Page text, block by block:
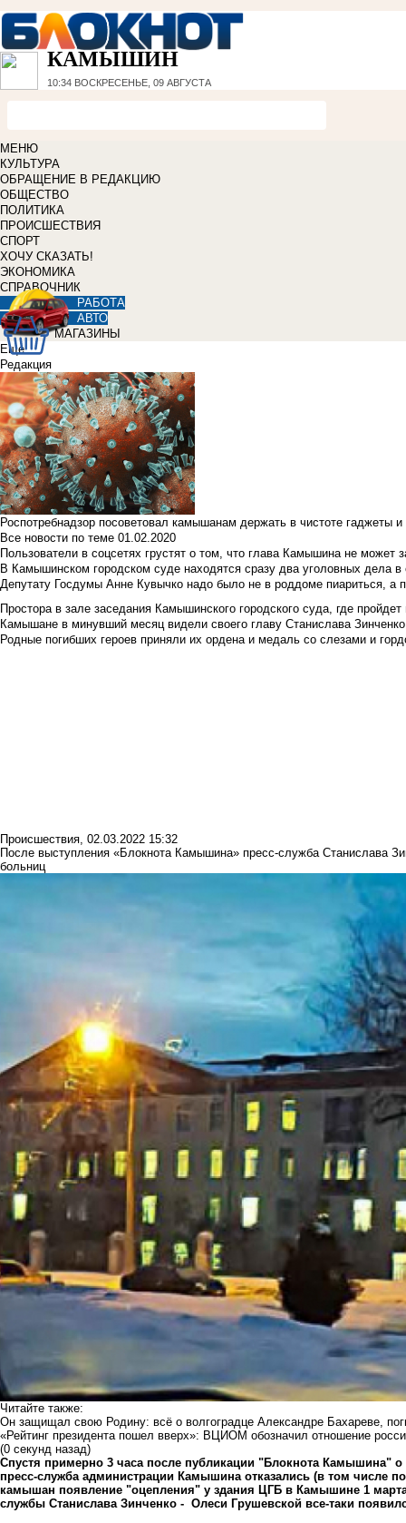
КАМЫШИН
10:34 ВОСКРЕСЕНЬЕ, 09 АВГУСТА
МЕНЮ
КУЛЬТУРА
ОБРАЩЕНИЕ В РЕДАКЦИЮ
ОБЩЕСТВО
ПОЛИТИКА
ПРОИСШЕСТВИЯ
СПОРТ
ХОЧУ СКАЗАТЬ!
ЭКОНОМИКА
СПРАВОЧНИК
РАБОТА
АВТО
МАГАЗИНЫ
Еще
Редакция
Роспотребнадзор посоветовал камышанам держать в чистоте гаджеты
Все новости по теме 01.02.2020
Пользователи в соцсетях грустят о том, что глава Камышина не может
В Камышинском городском суде находятся сразу два уголовных дела
Депутату Госдумы Анне Кувычко надо было не в роддоме пиариться, а
Простора в зале заседания Камышинского городского суда, где
Камышане в минувший месяц видели своего главу Станислава Зинченко
Родные погибших героев приняли их ордена и медаль со слезами и
Происшествия, 02.03.2022 15:32
После выступления «Блокнота Камышина» пресс-служба Станислава
больниц
Читайте также:
Он защищал свою Родину: всё о волгоградце Александре Бахареве,
«Рейтинг президента пошел вверх»: ВЦИОМ обозначил отношение
(0 секунд назад)
Спустя примерно 3 часа после публикации "Блокнота Камышина" о
пресс-служба администрации Камышина отказались (в том числе
камышан появление "оцепления" у здания ЦГБ в Камышине 1
службы Станислава Зинченко - Олеси Грушевской все-таки